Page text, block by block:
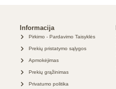
Informacija
Pirkimo - Pardavimo Taisyklės
Prekių pristatymo sąlygos
Apmokėjimas
Prekių grąžinimas
Privatumo politika